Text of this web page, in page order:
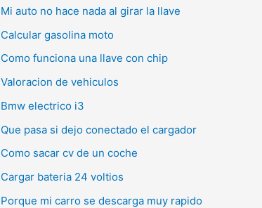
Mi auto no hace nada al girar la llave
Calcular gasolina moto
Como funciona una llave con chip
Valoracion de vehiculos
Bmw electrico i3
Que pasa si dejo conectado el cargador
Como sacar cv de un coche
Cargar bateria 24 voltios
Porque mi carro se descarga muy rapido